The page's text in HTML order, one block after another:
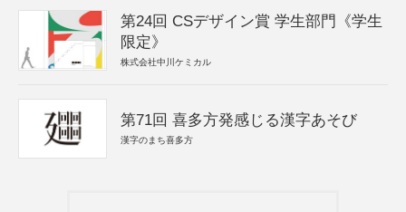
第24回 CSデザイン賞 学生部門《学生
限定》
株式会社中川ケミカル
第71回 喜多方発感じる漢字あそび
漢字のまち喜多方